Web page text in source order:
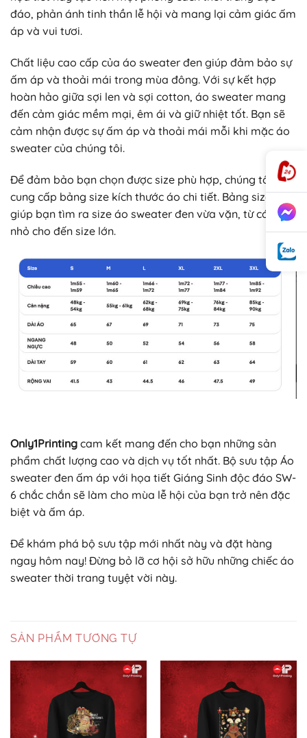
đáo, phản ánh tinh thần lễ hội và mang lại cảm giác ấm
áp và vui tươi.
Chất liệu cao cấp của áo sweater đen giúp đảm bảo sự
ấm áp và thoải mái trong mùa đông. Với sự kết hợp
hoàn hảo giữa sợi len và sợi cotton, áo sweater mang
đến cảm giác mềm mại, êm ái và giữ nhiệt tốt. Bạn sẽ
cảm nhận được sự ấm áp và thoải mái mỗi khi mặc áo
sweater của chúng tôi.
Để đảm bảo bạn chọn được size phù hợp, chúng tôi
cung cấp bảng size kích thước áo chi tiết. Bảng size sẽ
giúp bạn tìm ra size áo sweater đen vừa vặn, từ các size
nhỏ cho đến size lớn.
Only1Printing cam kết mang đến cho bạn những sản
phẩm chất lượng cao và dịch vụ tốt nhất. Bộ sưu tập Áo
sweater đen ấm áp với họa tiết Giáng Sinh độc đáo SW-
6 chắc chắn sẽ làm cho mùa lễ hội của bạn trở nên đặc
biệt và ấm áp.
Để khám phá bộ sưu tập mới nhất này và đặt hàng
ngay hôm nay! Đừng bỏ lỡ cơ hội sở hữu những chiếc áo
sweater thời trang tuyệt vời này.
SẢN PHẨM TƯƠNG TỰ